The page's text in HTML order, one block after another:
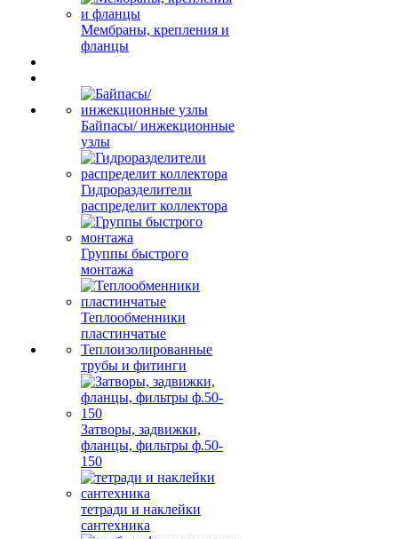
Мембраны, крепления и
фланцы
Байпасы/ инжекционные
узлы
Гидроразделители
распределит коллектора
Группы быстрого
монтажа
Теплообменники
пластинчатые
Теплоизолированные
трубы и фитинги
Затворы, задвижки,
фланцы, фильтры ф.50-
150
тетради и наклейки
сантехника